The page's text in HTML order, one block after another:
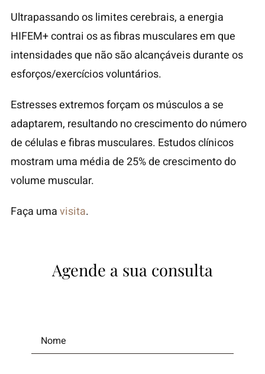
Ultrapassando os limites cerebrais, a energia
HIFEM+ contrai os as fibras musculares em que
intensidades que não são alcançáveis ​​durante os
esforços/exercícios voluntários.
Estresses extremos forçam os músculos a se
adaptarem, resultando no crescimento do número
de células e fibras musculares. Estudos clínicos
mostram uma média de 25% de crescimento do
volume muscular.
Faça umavisita.
Agende a sua consulta